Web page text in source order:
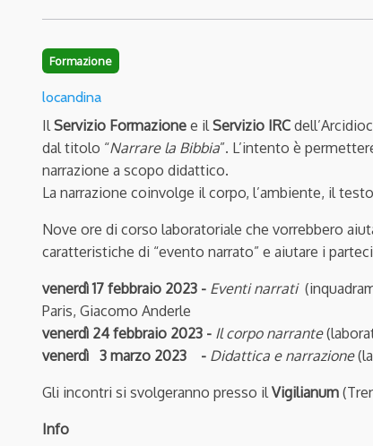
Formazione
locandina
IlServizio Formazione e ilServizio IRC
dal titolo “Narrare la Bibbia”. L’intento è
narrazione a scopo didattico.
La narrazione coinvolge il corpo, l’ambiente, il
Nove ore di corso laboratoriale che vorrebbero
caratteristiche di “evento narrato” e aiutare i
venerdì 17 febbraio 2023 - Eventi narrati
Paris, Giacomo Anderle
venerdì 24 febbraio 2023 - Il corpo narrante
venerdì 3 marzo 2023 - Didattica e narrazione
Gli incontri si svolgeranno presso ilVigilianum
Info